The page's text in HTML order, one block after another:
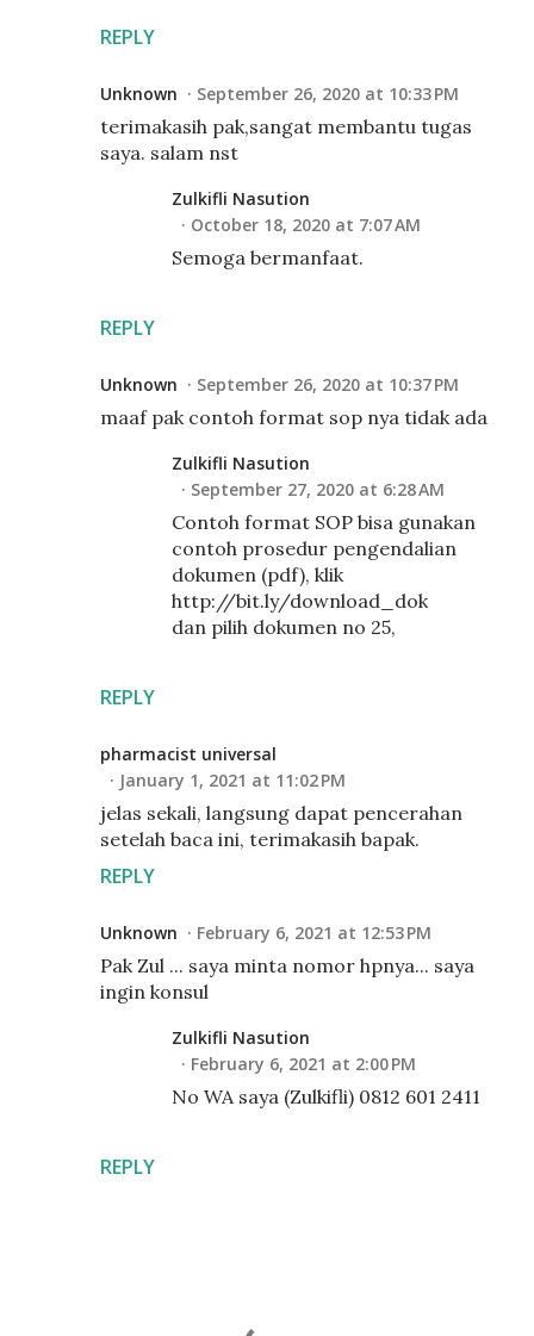
REPLY
Unknown September 26, 2020 at 10:33 PM
terimakasih pak,sangat membantu tugas
saya. salam nst
REPLY
Zulkifli Nasution
October 18, 2020 at 7:07 AM
Semoga bermanfaat.
Unknown September 26, 2020 at 10:37 PM
maaf pak contoh format sop nya tidak ada
REPLY
Zulkifli Nasution
September 27, 2020 at 6:28 AM
Contoh format SOP bisa gunakan
contoh prosedur pengendalian
dokumen (pdf), klik
http://bit.ly/download_dok
dan pilih dokumen no 25,
pharmacist universal
January 1, 2021 at 11:02 PM
jelas sekali, langsung dapat pencerahan
setelah baca ini, terimakasih bapak.
REPLY
Unknown February 6, 2021 at 12:53 PM
Pak Zul ... saya minta nomor hpnya... saya
ingin konsul
REPLY
Zulkifli Nasution
February 6, 2021 at 2:00 PM
No WA saya (Zulkifli) 0812 601 2411